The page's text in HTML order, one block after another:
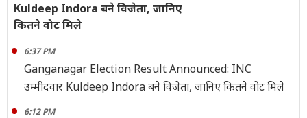
Kuldeep Indora बने विजेता, जानिए
कितने वोट मिले
6:37 PM
Ganganagar Election Result Announced: INC
उम्मीदवार Kuldeep Indora बने विजेता, जानिए कितने वोट मिले
6:12 PM